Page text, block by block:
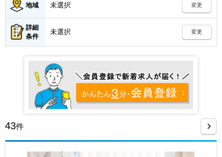
地域 未選択 変更
詳細
条件
未選択 変更
43件